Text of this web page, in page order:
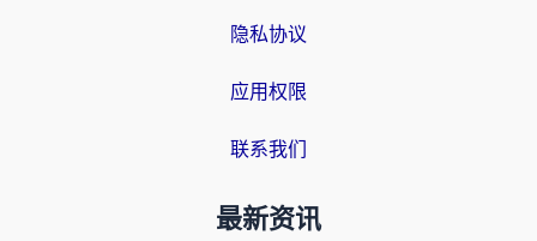
隐私协议
应用权限
联系我们
最新资讯